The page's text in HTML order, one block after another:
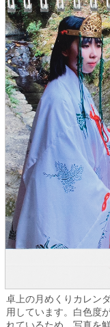
卓上の月めくりカレン
用しています。白色度
れているため、写真を